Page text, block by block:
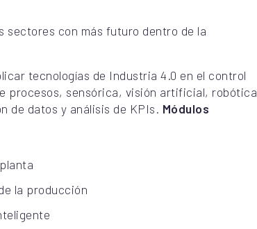
sectores con más futuro dentro de la
tecnologías de Industria 4.0 en el control
procesos, sensórica, visión artificial, robótica
de datos y análisis de KPIs. Módulos
la producción